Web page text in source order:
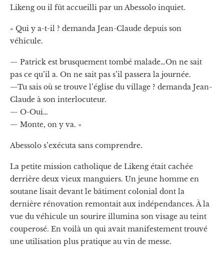
Likeng ou il fût accueilli par un Abessolo inquiet.
« Qui y a-t-il ? demanda Jean-Claude depuis son
véhicule.
— Patrick est brusquement tombé malade…On ne sait
pas ce qu’il a. On ne sait pas s’il passera la journée.
—Tu sais où se trouve l’église du village ? demanda Jean-
Claude à son interlocuteur.
— O-Oui…
— Monte, on y va. »
Abessolo s’exécuta sans comprendre.
La petite mission catholique de Likeng était cachée
derrière deux vieux manguiers. Un jeune homme en
soutane lisait devant le bâtiment colonial dont la
dernière rénovation remontait aux indépendances. À la
vue du véhicule un sourire illumina son visage au teint
couperosé. En voilà un qui avait manifestement trouvé
une utilisation plus pratique au vin de messe.